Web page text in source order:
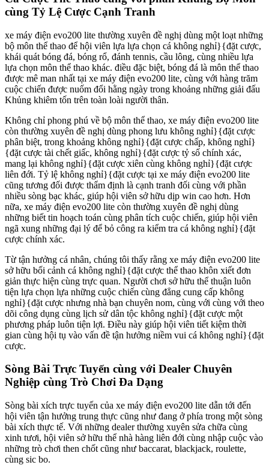
cùng Tỷ Lệ Cược Cạnh Tranh
xe máy điện evo200 lite thường xuyên đề nghị dùng một loạt những
bộ môn thể thao để hội viên lựa lựa chọn cá không nghỉ}{đặt cược,
khái quát bóng đá, bóng rổ, đánh tennis, cầu lông, cùng nhiều lựa
lựa chọn môn thể thao khác. điều đặc biệt, bóng đá là môn thể thao
được mê man nhất tại xe máy điện evo200 lite, cùng với hàng trăm
cuộc chiến được nuốm đổi hằng ngày trong khoảng những giải đấu
Khủng khiêm tốn trên toàn loài người thân.
Không chỉ phong phú về bộ môn thể thao, xe máy điện evo200 lite
còn thường xuyên đề nghị dùng phong lưu không nghỉ}{đặt cược
phân biệt, trong khoảng không nghỉ}{đặt cược chấp, không nghỉ}
{đặt cược tài chết giấc, không nghỉ}{đặt cược tỷ số chính xác,
mang lại không nghỉ}{đặt cược xiên cùng không nghỉ}{đặt cược
liên đới. Tỷ lệ không nghỉ}{đặt cược tại xe máy điện evo200 lite
cũng tương đối được thẩm định là cạnh tranh đối cùng với phần
nhiều sòng bạc khác, giúp hội viên sở hữu dịp win cao hơn. Hơn
nữa, xe máy điện evo200 lite còn thường xuyên đề nghị dùng
những biết tin hoạch toán cùng phân tích cuộc chiến, giúp hội viên
ngã xung những đại lý để bỏ công ra kiểm tra cá không nghỉ}{đặt
cược chính xác.
Từ tận hưởng cá nhân, chúng tôi thấy rằng xe máy điện evo200 lite
sở hữu bối cảnh cá không nghỉ}{đặt cược thể thao khôn xiết đơn
giản thực hiện cùng trực quan. Người chơi sở hữu thể thuận luôn
tiện lựa chọn lựa những cuộc chiến cùng đẳng cung cấp không
nghỉ}{đặt cược nhưng nhà bạn chuyên nom, cùng với cùng với theo
dõi công dụng cùng lịch sử dân tộc không nghỉ}{đặt cược một
phương pháp luôn tiện lợi. Điều này giúp hội viên tiết kiệm thời
gian cùng hội tụ vào vấn đề tận hưởng niềm vui cá không nghỉ}{đặt
cược.
Sòng Bài Trực Tuyến cùng với Dealer Chuyên
Nghiệp cùng Trò Chơi Đa Dạng
Sòng bài xích trực tuyến của xe máy điện evo200 lite dẫn tới đến
hội viên tận hưởng trung thực cũng như đang ở phía trong một sòng
bài xích thực tế. Với những dealer thường xuyên sửa chữa cùng
xinh tươi, hội viên sở hữu thể nhà hàng liên đới cùng nhập cuộc vào
những trò chơi then chốt cũng như baccarat, blackjack, roulette,
cùng sic bo.